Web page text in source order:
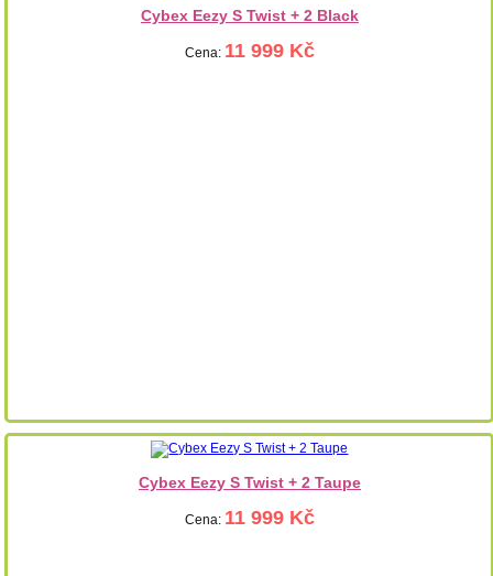
Cybex Eezy S Twist + 2 Black
Cena: 11 999 Kč
Cybex Eezy S Twist + 2 Taupe
Cena: 11 999 Kč